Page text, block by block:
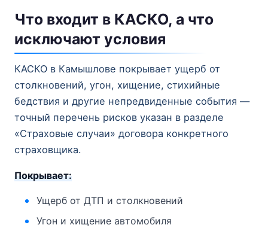
Что входит в КАСКО, а что
исключают условия
КАСКО в Камышлове покрывает ущерб от
столкновений, угон, хищение, стихийные
бедствия и другие непредвиденные события —
точный перечень рисков указан в разделе
«Страховые случаи» договора конкретного
страховщика.
Покрывает:
Ущерб от ДТП и столкновений
Угон и хищение автомобиля